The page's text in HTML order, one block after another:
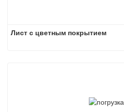
Лист с цветным покрытием